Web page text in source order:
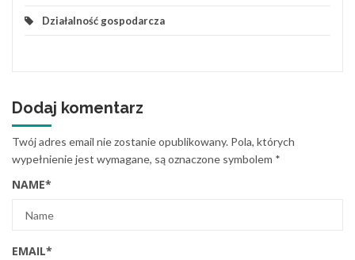
Działalność gospodarcza
Dodaj komentarz
Twój adres email nie zostanie opublikowany. Pola, których
wypełnienie jest wymagane, są oznaczone symbolem *
NAME*
EMAIL*